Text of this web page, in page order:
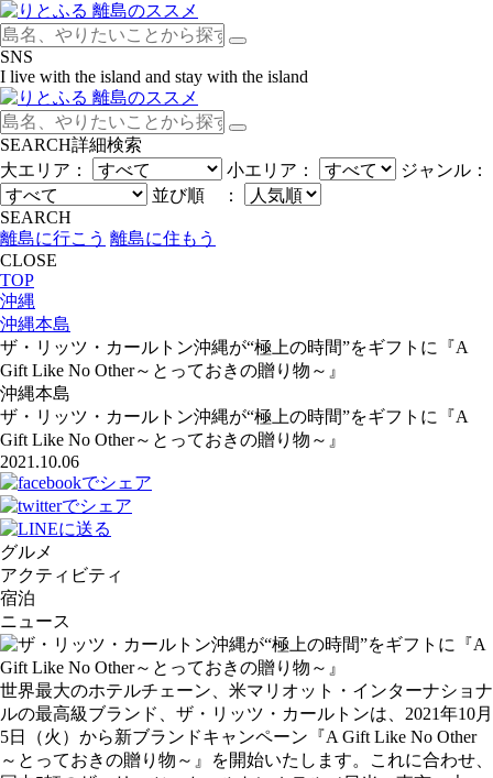
SNS
I live with the island and stay with the island
SEARCH詳細検索
大エリア：
小エリア：
ジャンル：
並び順 ：
SEARCH
離島に行こう 離島に住もう
CLOSE
TOP
沖縄
沖縄本島
ザ・リッツ・カールトン沖縄が“極上の時間”をギフトに『A
Gift Like No Other～とっておきの贈り物～』
沖縄本島
ザ・リッツ・カールトン沖縄が“極上の時間”をギフトに『A
Gift Like No Other～とっておきの贈り物～』
2021.10.06
グルメ
アクティビティ
宿泊
ニュース
世界最大のホテルチェーン、米マリオット・インターナショナ
ルの最高級ブランド、ザ・リッツ・カールトンは、2021年10月
5日（火）から新ブランドキャンペーン『A Gift Like No Other
～とっておきの贈り物～』を開始いたします。これに合わせ、